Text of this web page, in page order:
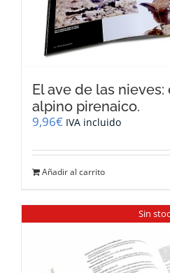
El ave de las
alpino pirenaico.
9,96€ IVA incluido
Añadir al carrito
Sin